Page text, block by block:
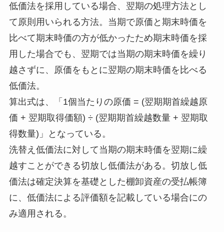
低価法を採用している場合、翌期の処理方法とし
て原則用いられる方法。当期で原価と期末時価を
比べて期末時価の方が低かったため期末時価を採
用した場合でも、翌期では当期の期末時価を繰り
越さずに、原価をもとに翌期の期末時価を比べる
低価法。
算出式は、「1個当たりの原価 = (翌期期首繰越原
価 + 翌期取得価額) ÷ (翌期期首繰越数量 + 翌期取
得数量)」となっている。
洗替え低価法に対して当期の期末時価を翌期に繰
越すことができる切放し低価法がある。切放し低
価法は確定決算を基礎とした棚卸資産の受払帳簿
に、低価法による評価額を記載している場合にの
み適用される。